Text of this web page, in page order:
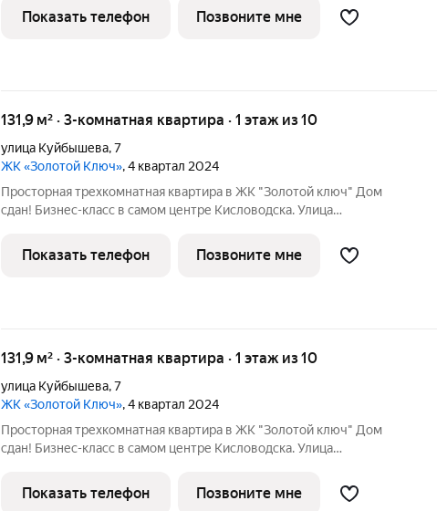
города Кисловодск с функциональной планировкой,
объединяющей комфорт проживания
Показать телефон Позвоните мне
131,9 м² · 3-комнатная квартира · 1 этаж из 10
улица Куйбышева,7
ЖК «Золотой Ключ», 4 квартал 2024
Просторная трехкомнатная квартира в ЖК "Золотой ключ" Дом
сдан! Бизнес-класс в самом центре Кисловодска. Улица
города Кисловодск с панорамным остеклением и функциональной
планировкой,
Показать телефон Позвоните мне
131,9 м² · 3-комнатная квартира · 1 этаж из 10
улица Куйбышева,7
ЖК «Золотой Ключ», 4 квартал 2024
Просторная трехкомнатная квартира в ЖК "Золотой ключ" Дом
сдан! Бизнес-класс в самом центре Кисловодска. Улица
города Кисловодск с панорамным остеклением и функциональной
планировкой,
Показать телефон Позвоните мне